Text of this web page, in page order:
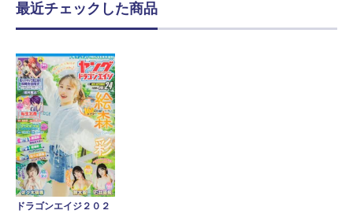
最近チェックした商品
ドラゴンエイジ２０２